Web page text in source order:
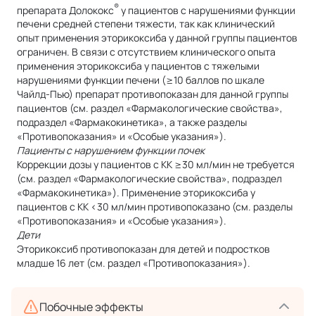
препарата Долококс® у пациентов с нарушениями функции
печени средней степени тяжести, так как клинический
опыт применения эторикоксиба у данной группы пациентов
ограничен. В связи с отсутствием клинического опыта
применения эторикоксиба у пациентов с тяжелыми
нарушениями функции печени (≥10 баллов по шкале
Чайлд-Пью) препарат противопоказан для данной группы
пациентов (см. раздел «Фармакологические свойства»,
подраздел «Фармакокинетика», а также разделы
«Противопоказания» и «Особые указания»).
Пациенты с нарушением функции почек
Коррекции дозы у пациентов с КК ≥30 мл/мин не требуется
(см. раздел «Фармакологические свойства», подраздел
«Фармакокинетика»). Применение эторикоксиба у
пациентов с КК <30 мл/мин противопоказано (см. разделы
«Противопоказания» и «Особые указания»).
Дети
Эторикоксиб противопоказан для детей и подростков
младше 16 лет (см. раздел «Противопоказания»).
Побочные эффекты